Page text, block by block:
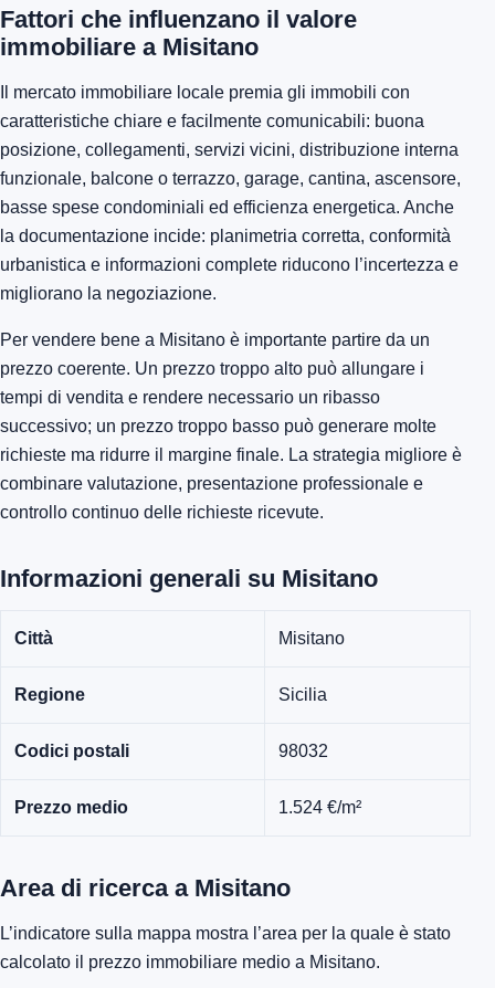
Fattori che influenzano il valore
immobiliare a Misitano
Il mercato immobiliare locale premia gli immobili con
caratteristiche chiare e facilmente comunicabili: buona
posizione, collegamenti, servizi vicini, distribuzione interna
funzionale, balcone o terrazzo, garage, cantina, ascensore,
basse spese condominiali ed efficienza energetica. Anche
la documentazione incide: planimetria corretta, conformità
urbanistica e informazioni complete riducono l’incertezza e
migliorano la negoziazione.
Per vendere bene a Misitano è importante partire da un
prezzo coerente. Un prezzo troppo alto può allungare i
tempi di vendita e rendere necessario un ribasso
successivo; un prezzo troppo basso può generare molte
richieste ma ridurre il margine finale. La strategia migliore è
combinare valutazione, presentazione professionale e
controllo continuo delle richieste ricevute.
Informazioni generali su Misitano
Città Misitano
Regione Sicilia
Codici postali 98032
Prezzo medio 1.524 €/m²
Area di ricerca a Misitano
L’indicatore sulla mappa mostra l’area per la quale è stato
calcolato il prezzo immobiliare medio a Misitano.